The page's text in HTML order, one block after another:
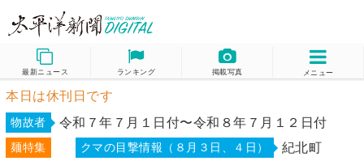
最新ニュース ランキング 掲載写真 メニュー
本日は休刊日です
物故者 令和７年７月１日付〜令和８年７月１２日付
麺特集 クマの目撃情報（８月３日、４日） 紀北町